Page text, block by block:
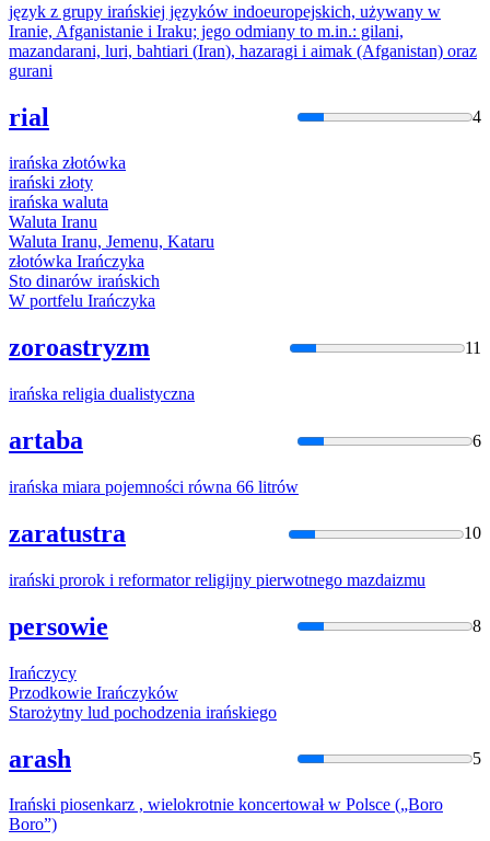
język z grupy irańskiej języków indoeuropejskich, używany w
Iranie, Afganistanie i Iraku; jego odmiany to m.in.: gilani,
mazandarani, luri, bahtiari (Iran), hazaragi i aimak (Afganistan) oraz
gurani
rial 4
irańska złotówka
irański złoty
irańska waluta
Waluta Iranu
Waluta Iranu, Jemenu, Kataru
złotówka Irańczyka
Sto dinarów irańskich
W portfelu Irańczyka
zoroastryzm 11
irańska religia dualistyczna
artaba 6
irańska miara pojemności równa 66 litrów
zaratustra 10
irański prorok i reformator religijny pierwotnego mazdaizmu
persowie 8
Irańczycy
Przodkowie Irańczyków
Starożytny lud pochodzenia irańskiego
arash 5
Irański piosenkarz , wielokrotnie koncertował w Polsce („Boro
Boro”)